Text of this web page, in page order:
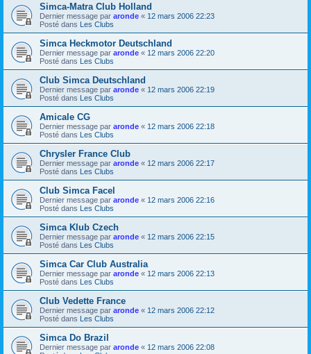
Simca-Matra Club Holland
Dernier message par aronde « 12 mars 2006 22:23
Posté dans Les Clubs
Simca Heckmotor Deutschland
Dernier message par aronde « 12 mars 2006 22:20
Posté dans Les Clubs
Club Simca Deutschland
Dernier message par aronde « 12 mars 2006 22:19
Posté dans Les Clubs
Amicale CG
Dernier message par aronde « 12 mars 2006 22:18
Posté dans Les Clubs
Chrysler France Club
Dernier message par aronde « 12 mars 2006 22:17
Posté dans Les Clubs
Club Simca Facel
Dernier message par aronde « 12 mars 2006 22:16
Posté dans Les Clubs
Simca Klub Czech
Dernier message par aronde « 12 mars 2006 22:15
Posté dans Les Clubs
Simca Car Club Australia
Dernier message par aronde « 12 mars 2006 22:13
Posté dans Les Clubs
Club Vedette France
Dernier message par aronde « 12 mars 2006 22:12
Posté dans Les Clubs
Simca Do Brazil
Dernier message par aronde « 12 mars 2006 22:08